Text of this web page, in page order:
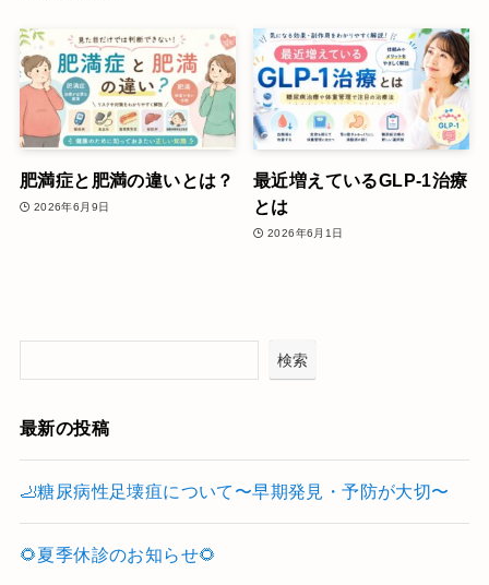
肥満症と肥満の違いとは？
2026年6月9日
最近増えているGLP-1治療
とは
2026年6月1日
検索
最新の投稿
🦶糖尿病性足壊疽について〜早期発見・予防が大切〜
🌻夏季休診のお知らせ🌻